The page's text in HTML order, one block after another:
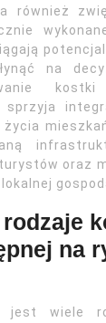
również
na
oraz
na
jest wiele